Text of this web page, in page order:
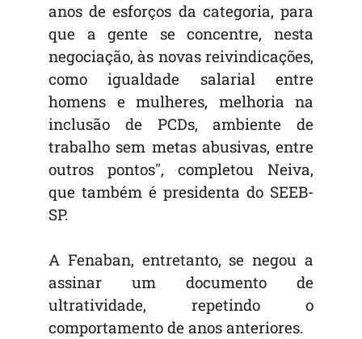
anos de esforços da categoria, para
que a gente se concentre, nesta
negociação, às novas reivindicações,
como igualdade salarial entre
homens e mulheres, melhoria na
inclusão de PCDs, ambiente de
trabalho sem metas abusivas, entre
outros pontos", completou Neiva,
que também é presidenta do SEEB-
SP.
A Fenaban, entretanto, se negou a
assinar um documento de
ultratividade, repetindo o
comportamento de anos anteriores.